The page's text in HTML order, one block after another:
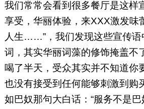
我们常常会看到很多餐厅是这样
享受，华丽体验，来XXX激发味
人生……”，我们发现这些宣传语
词，其实华丽词藻的修饰掩盖不
喝了半天，受众其实并不知道你
也没有接受到任何能够刺激到购
如巴奴那句大白话：“服务不是